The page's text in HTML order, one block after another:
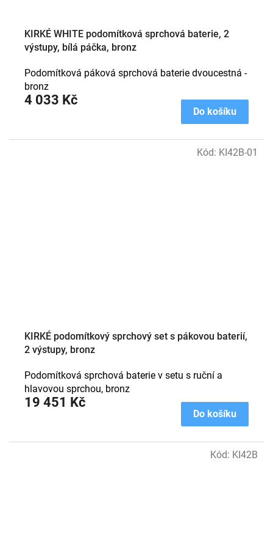
KIRKÉ WHITE podomítková sprchová baterie, 2
výstupy, bílá páčka, bronz
4 033 Kč
Do košíku
Podomítková páková sprchová baterie dvoucestná -
bronz
KIRKÉ podomítkový sprchový set s pákovou baterií,
2 výstupy, bronz
19 451 Kč
Do košíku
Podomítková sprchová baterie v setu s ruční a
hlavovou sprchou, bronz
Kód: KI42B-01
Kód: KI42B